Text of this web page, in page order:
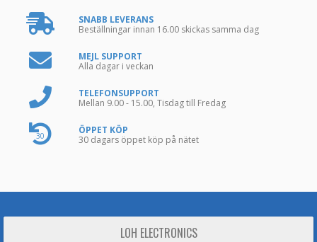
SNABB LEVERANS
Beställningar innan 16.00 skickas samma dag
MEJL SUPPORT
Alla dagar i veckan
TELEFONSUPPORT
Mellan 9.00 - 15.00, Tisdag till Fredag
30
ÖPPET KÖP
30 dagars öppet köp på nätet
LOH ELECTRONICS